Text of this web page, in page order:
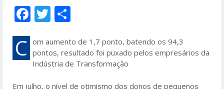
F
ac
e
b
T
w
itt
er
ar
e
C om aumento de 1,7 ponto, batendo os 94,3
pontos, resultado foi puxado pelos empresários da
Indústria de Transformação
Em julho, o nível de otimismo dos donos de pequenos